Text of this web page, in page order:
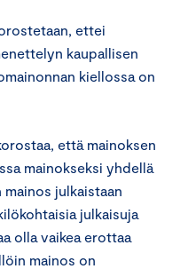
ettei
kaupallisen
kiellossa on
että mainoksen
mainokseksi yhdellä
julkaistaan
julkaisuja
olla vaikea erottaa
mainos on